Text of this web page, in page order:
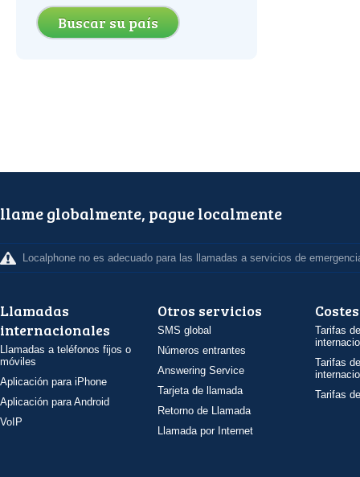
Buscar su país
llame globalmente, pague localmente
Localphone no es adecuado para las llamadas a servicios de
Llamadas
internacionales
Llamadas a teléfonos fijos o
móviles
Aplicación para iPhone
Aplicación para Android
VoIP
Otros servicios
SMS global
Números entrantes
Answering Service
Tarjeta de llamada
Retorno de Llamada
Llamada por Internet
Costes
Tarifas
Tarifas
Tarifas